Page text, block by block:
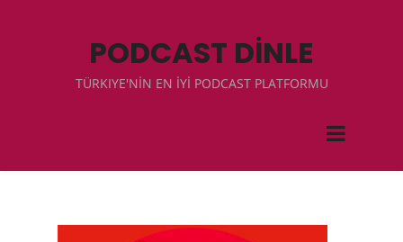
PODCAST DİNLE
TÜRKIYE'NİN EN İYİ PODCAST PLATFORMU